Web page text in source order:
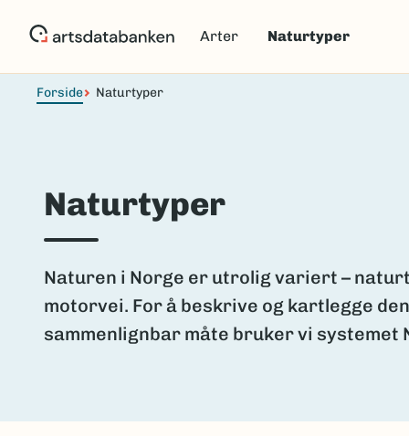
Arter Naturtyper
Forside Naturtyper
Naturtyper
Naturen i Norge er utrolig variert –
motorvei. For å beskrive og kartlegge
sammenlignbar måte bruker vi systemet